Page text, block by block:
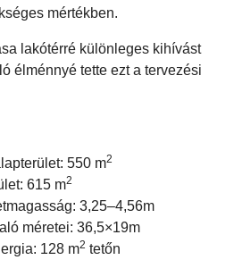
mértékben.
lakótérré különleges kihívást
élménnyé tette ezt a tervezési
550 m2
615 m2
3,25–4,56m
méretei: 36,5×19m
128 m2 tetőn